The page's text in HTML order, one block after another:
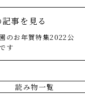
事を見る
のお年賀特集2022公
す
読み物一覧